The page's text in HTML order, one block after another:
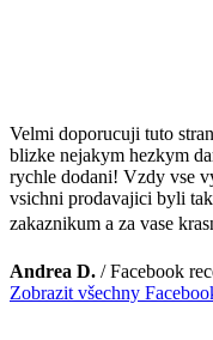
Velmi doporucuji tuto
blizke nejakym hezkym
rychle dodani! Vzdy vse
vsichni prodavajici byli
zakaznikum a za vase
Andrea D. /Facebook
Zobrazit všechny